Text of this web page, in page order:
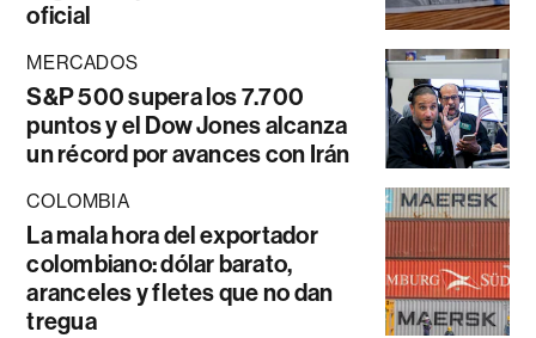
oficial
MERCADOS
S&P 500 supera los 7.700
puntos y el Dow Jones alcanza
un récord por avances con Irán
COLOMBIA
La mala hora del exportador
colombiano: dólar barato,
aranceles y fletes que no dan
tregua